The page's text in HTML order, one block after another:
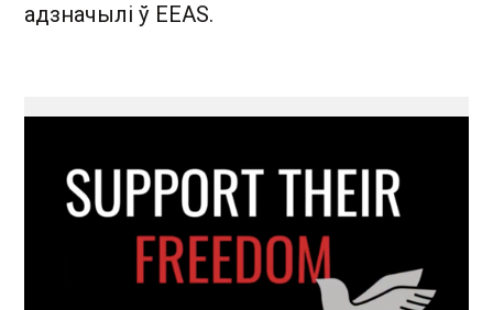
адзначылі ў EEAS.